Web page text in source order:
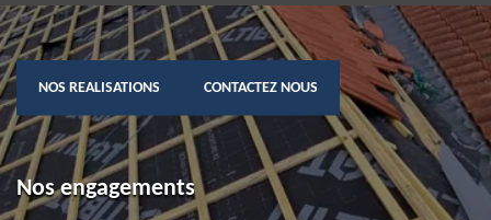
NOS REALISATIONS CONTACTEZ NOUS
Nos engagements